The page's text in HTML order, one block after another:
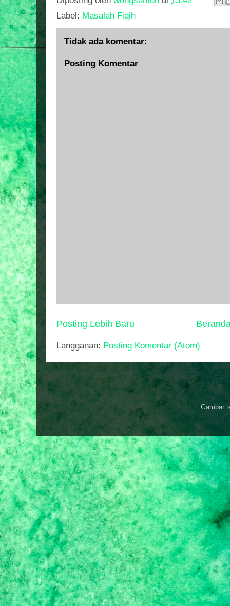
Label: Masalah Fiqih
Tidak ada komentar:
Posting Komentar
Posting Lebih Baru
Langganan: Posting Komentar (Atom)
Gambar